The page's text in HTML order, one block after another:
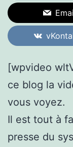
[wpvideo
ce blog la
vous voyez.
Il est tout à
presse du